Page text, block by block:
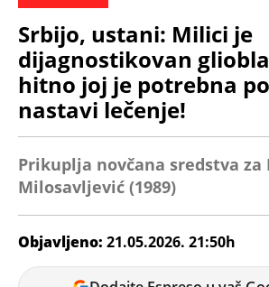
Srbijo, ustani: Milici je
dijagnostikovan
hitno joj je potrebna
nastavi lečenje!
Prikuplja novčana sredstva za
Milosavljević (1989)
Objavljeno: 21.05.2026. 21:50h
Tatjana